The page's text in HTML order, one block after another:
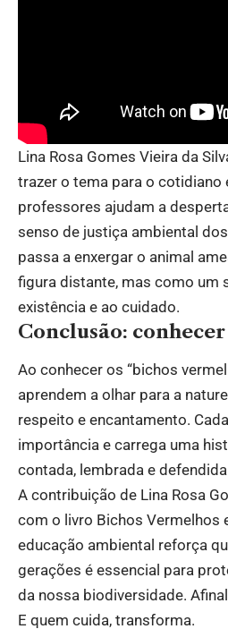
Lina Rosa Gomes Vieira da
trazer o tema para o cotidiano
professores ajudam a
senso de justiça ambiental
passa a enxergar o animal
figura distante, mas como um
existência e ao cuidado.
Conclusão:
Ao conhecer os “bichos
aprendem a olhar para a
respeito e encantamento.
importância e carrega uma
contada, lembrada e
A contribuição de Lina Rosa
com o livro Bichos Vermelhos
educação ambiental reforça
gerações é essencial para
da nossa biodiversidade.
E quem cuida, transforma.